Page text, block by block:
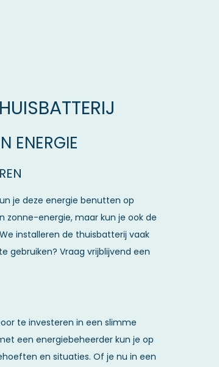
ENERGIE
je deze energie benutten op
energie, maar kun je ook de
installeren de thuisbatterij vaak
gebruiken? Vraag vrijblijvend een
te investeren in een slimme
een energiebeheerder kun je op
en situaties. Of je nu in een